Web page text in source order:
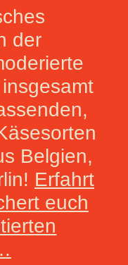
der
Belgien,
Erfahrt
euch